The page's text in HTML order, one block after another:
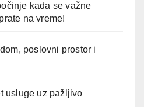
kada se važne
na vreme!
poslovni prostor i
usluge uz pažljivo